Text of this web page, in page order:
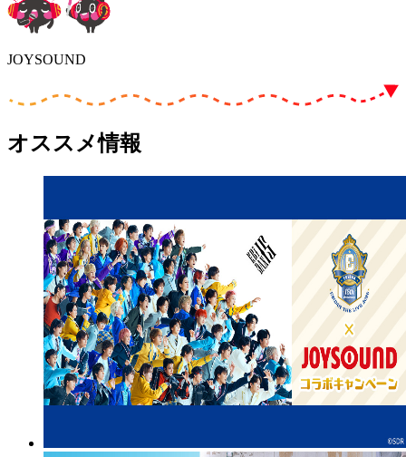
JOYSOUND
オススメ情報